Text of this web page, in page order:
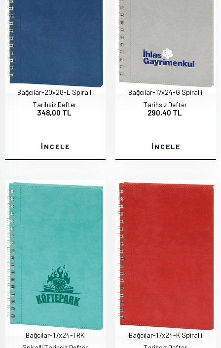
Bağcılar-20x28-L Spiralli
Tarihsiz Defter
348,00 TL
İNCELE
Bağcılar-17x24-G Spiralli
Tarihsiz Defter
290,40 TL
İNCELE
Bağcılar-17x24-TRK
Bağcılar-17x24-K Spiralli